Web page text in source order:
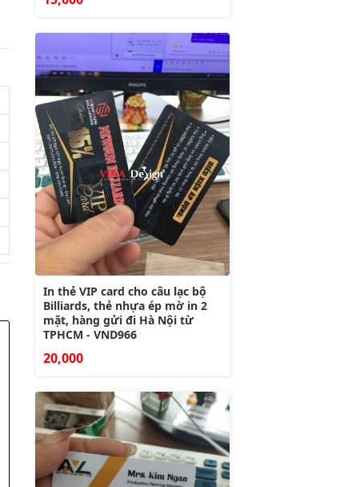
In thẻ VIP card cho câu lạc bộ
Billiards, thẻ nhựa ép mờ in 2
mặt, hàng gửi đi Hà Nội từ
TPHCM - VND966
20,000